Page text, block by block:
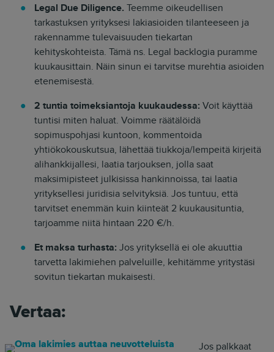
Legal Due Diligence. Teemme oikeudellisen
tarkastuksen yrityksesi lakiasioiden tilanteeseen ja
rakennamme tulevaisuuden tiekartan
kehityskohteista. Tämä ns. Legal backlogia puramme
kuukausittain. Näin sinun ei tarvitse murehtia asioiden
etenemisestä.
2 tuntia toimeksiantoja kuukaudessa: Voit käyttää
tuntisi miten haluat. Voimme räätälöidä
sopimuspohjasi kuntoon, kommentoida
yhtiökokouskutsua, lähettää tiukkoja/lempeitä kirjeitä
alihankkijallesi, laatia tarjouksen, jolla saat
maksimipisteet julkisissa hankinnoissa, tai laatia
yrityksellesi juridisia selvityksiä. Jos tuntuu, että
tarvitset enemmän kuin kiinteät 2 kuukausituntia,
tarjoamme niitä hintaan 220 €/h.
Et maksa turhasta: Jos yrityksellä ei ole akuuttia
tarvetta lakimiehen palveluille, kehitämme yritystäsi
sovitun tiekartan mukaisesti.
Vertaa:
Jos palkkaat